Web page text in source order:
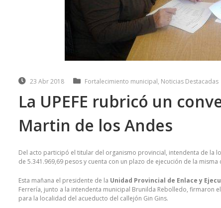
23 Abr 2018 Fortalecimiento municipal, Noticias Destacadas
La UPEFE rubricó un
Martin de los Andes
Del acto participó el titular del organismo provincial, intendenta de la
de 5.341.969,69 pesos y cuenta con un plazo de ejecución de la misma
Esta mañana el presidente de la Unidad Provincial de Enlace y
Ferrería, junto a la intendenta municipal Brunilda Rebolledo, firmaron
para la localidad del acueducto del callejón Gin Gins.